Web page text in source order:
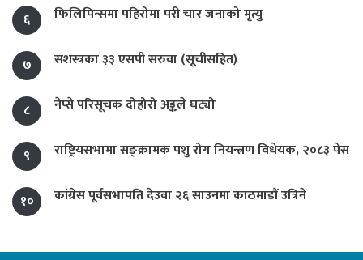
६ फिलिपिन्समा पहिरोमा परी चार जनाको मृत्यु
७ सशस्त्रका ३३ एसपी सरुवा (सूचीसहित)
८ नेप्से परिसूचक दोहोरो अङ्कले घट्यो
९ राष्ट्रियसभामा सङ्क्रामक पशु रोग नियन्त्रण विधेयक, २०८३ पेस
१० कांग्रेस पूर्वसभापति देउवा २६ साउनमा काठमाडौं उत्रिने